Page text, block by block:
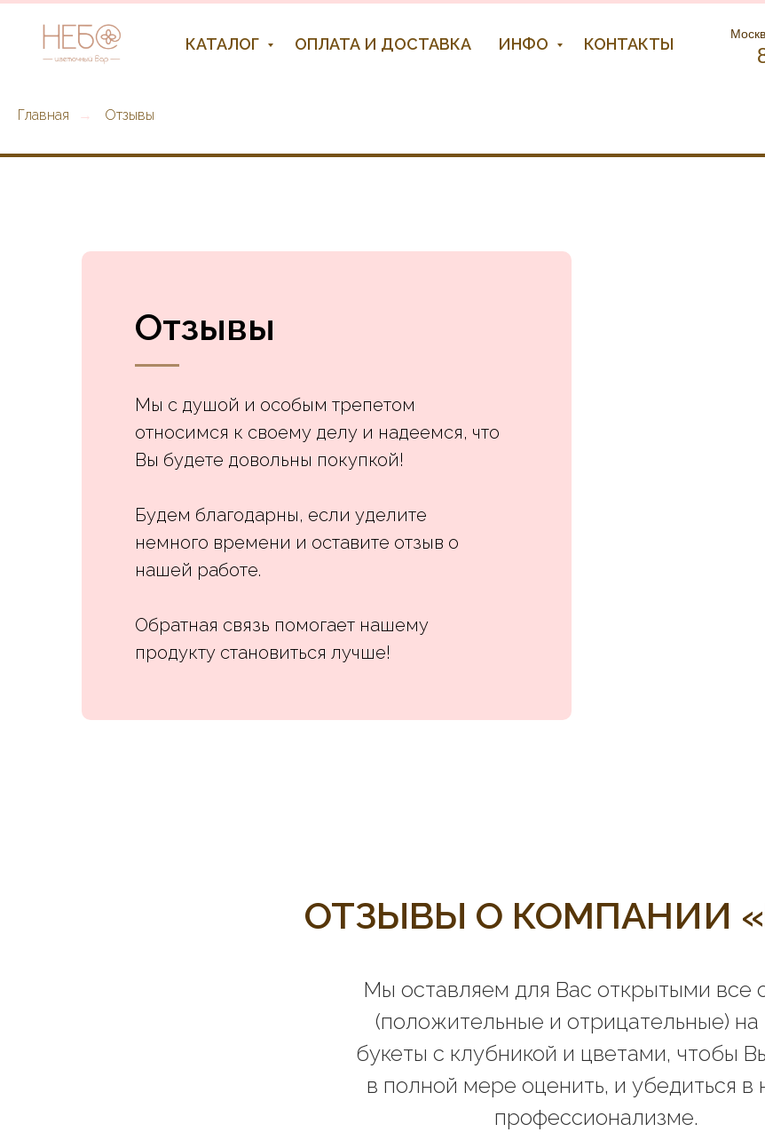
КАТАЛОГ ОПЛАТА И ДОСТАВКА ИНФО КОНТАКТЫ
Главная → Отзывы
Отзывы
Мы с душой и особым трепетом
относимся к своему делу и надеемся, что
Вы будете довольны покупкой!
Будем благодарны, если уделите
немного времени и оставите отзыв о
нашей работе.
Обратная связь помогает нашему
продукту становиться лучше!
ОТЗЫВЫ О КОМПАНИИ
Мы оставляем для Вас открытыми все
(положительные и отрицательные)
букеты с клубникой и цветами, чтобы
в полной мере оценить, и убедиться в
профессионализме.